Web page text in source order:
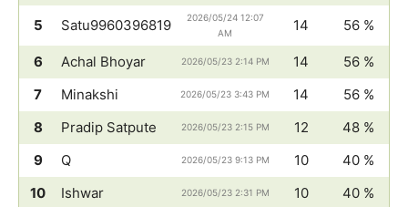
5 Satu9960396819
2026/05/24 12:07
AM
14 56 %
6 Achal Bhoyar 2026/05/23 2:14 PM 14
56 %
7
Minakshi 2026/05/23 3:43 PM 14
56 %
8
Pradip Satpute 2026/05/23 2:15 PM 12
48 %
9
Q 2026/05/23 9:13 PM 10
40 %
10
Ishwar 2026/05/23 2:31 PM 10
40 %